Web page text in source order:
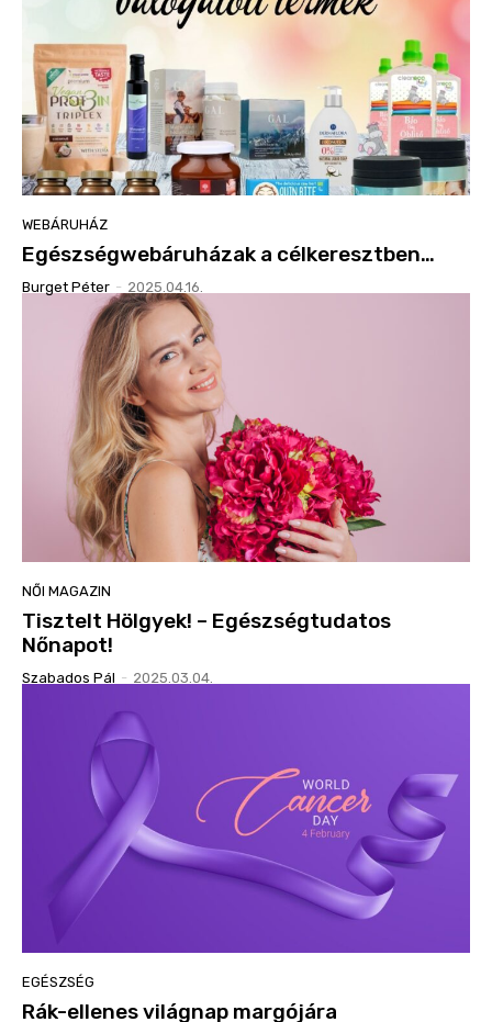
WEBÁRUHÁZ
Egészségwebáruházak a célkeresztben…
Burget Péter - 2025.04.16.
NŐI MAGAZIN
Tisztelt Hölgyek! – Egészségtudatos
Nőnapot!
Szabados Pál - 2025.03.04.
EGÉSZSÉG
Rák-ellenes világnap margójára